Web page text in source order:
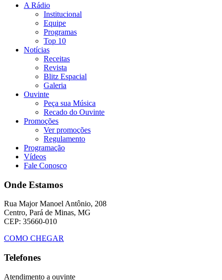
A Rádio
Institucional
Equipe
Programas
Top 10
Notícias
Receitas
Revista
Blitz Espacial
Galeria
Ouvinte
Peça sua Música
Recado do Ouvinte
Promoções
Ver promoções
Regulamento
Programação
Vídeos
Fale Conosco
Onde Estamos
Rua Major Manoel Antônio, 208
Centro, Pará de Minas, MG
CEP: 35660-010
COMO CHEGAR
Telefones
Atendimento a ouvinte